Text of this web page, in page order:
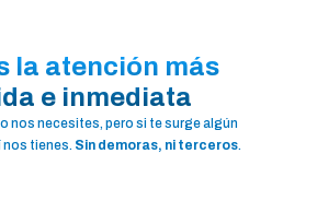
la atención más
e inmediata
nos necesites, pero si te surge algún
nos tienes. Sin demoras, ni terceros.